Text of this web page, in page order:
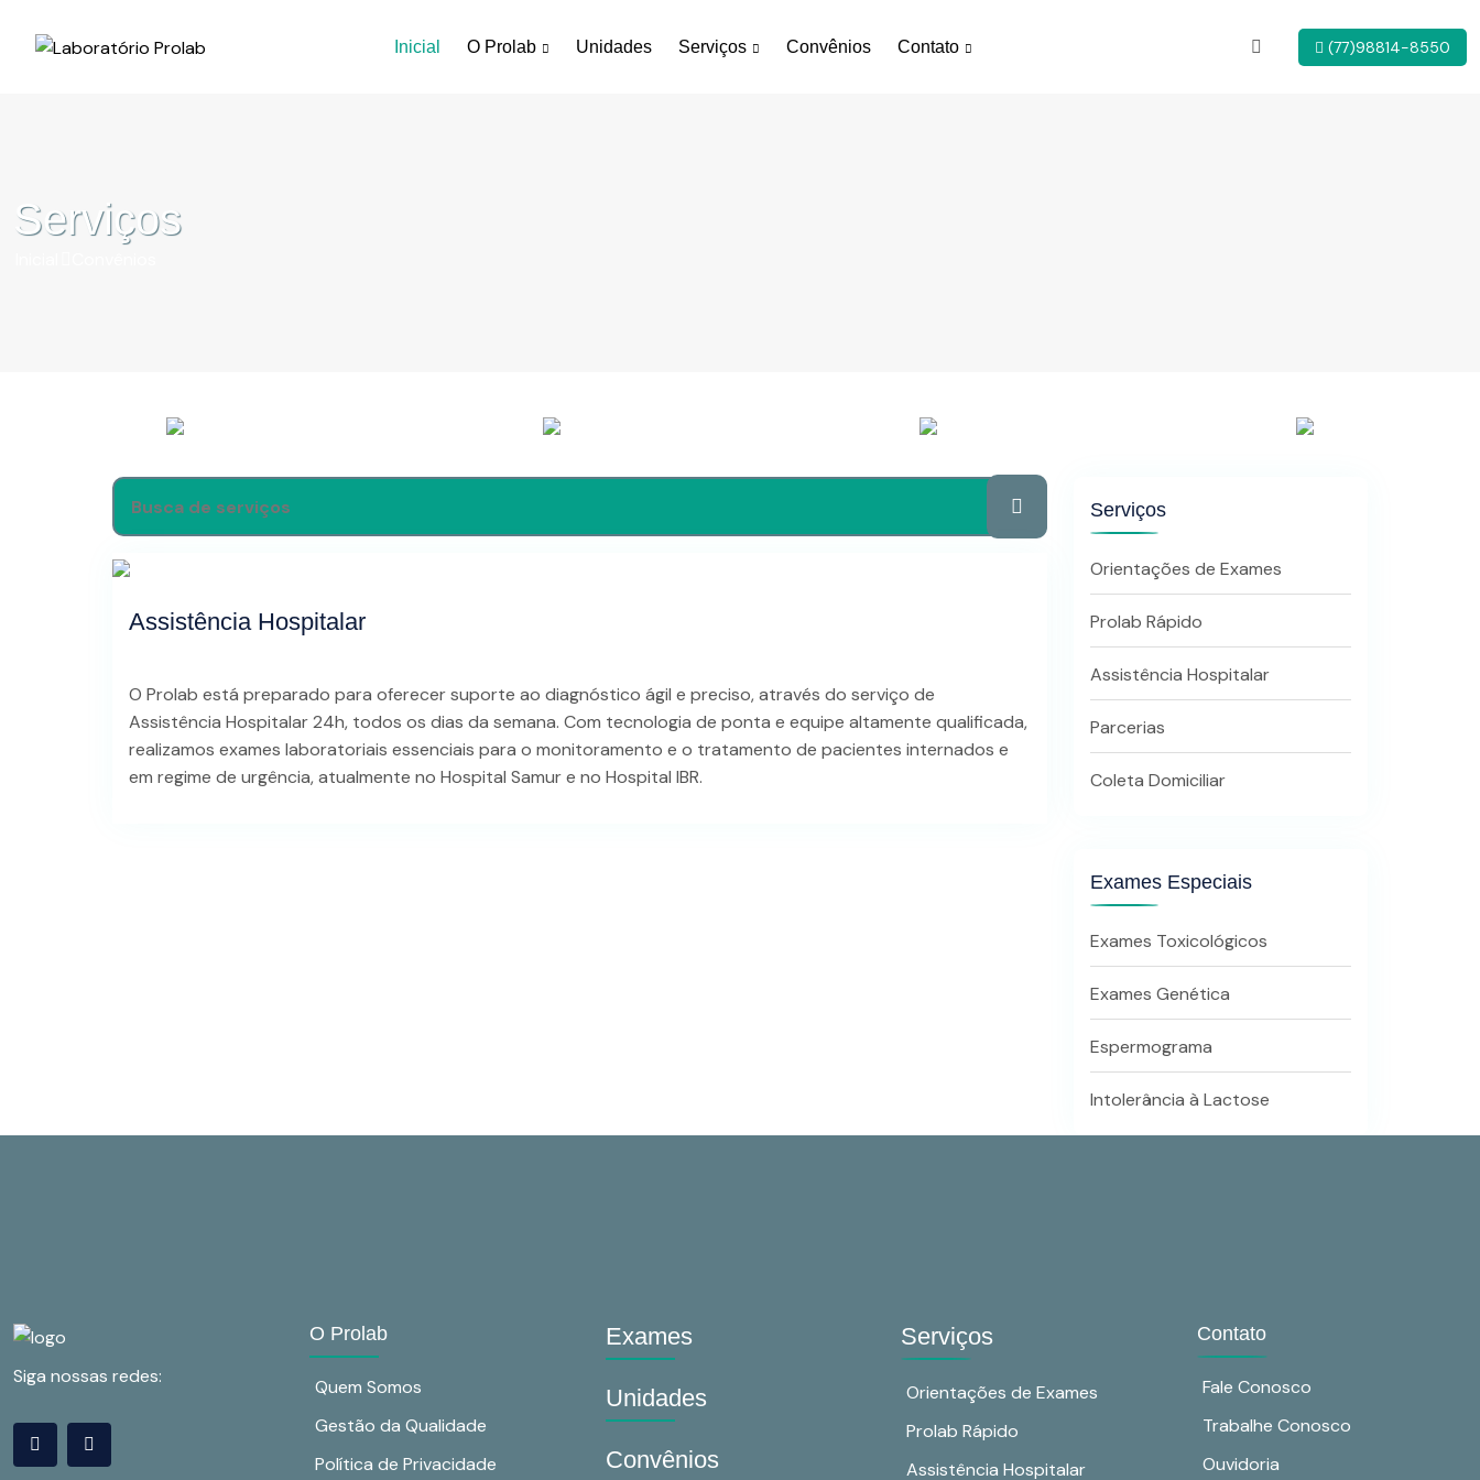
Inicial O Prolab Unidades Serviços Convênios Contato (77)98814-8550
Serviços
Assistência Hospitalar
O Prolab está preparado para oferecer suporte ao diagnóstico ágil e preciso, através do serviço de
Assistência Hospitalar 24h, todos os dias da semana. Com tecnologia de ponta e equipe altamente qualificada,
realizamos exames laboratoriais essenciais para o monitoramento e o tratamento de pacientes internados e
em regime de urgência, atualmente no Hospital Samur e no Hospital IBR.
Serviços
Orientações de Exames
Prolab Rápido
Assistência Hospitalar
Parcerias
Coleta Domiciliar
Exames Especiais
Exames Toxicológicos
Exames Genética
Espermograma
Intolerância à Lactose
Siga nossas redes:
O Prolab
Quem Somos
Gestão da Qualidade
Política de Privacidade
Exames
Unidades
Convênios
Serviços
Orientações de Exames
Prolab Rápido
Assistência Hospitalar
Contato
Fale Conosco
Trabalhe Conosco
Ouvidoria